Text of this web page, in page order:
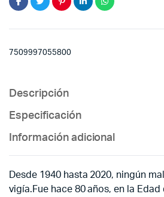
7509997055800
Descripción
Especificación
Información adicional
Desde 1940 hasta 2020, ningún
vigía.Fue hace 80 años, en la